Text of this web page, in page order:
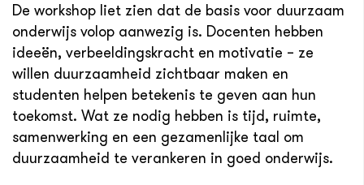
De workshop liet zien dat de basis voor duurzaam
onderwijs volop aanwezig is. Docenten hebben
ideeën, verbeeldingskracht en motivatie – ze
willen duurzaamheid zichtbaar maken en
studenten helpen betekenis te geven aan hun
toekomst. Wat ze nodig hebben is tijd, ruimte,
samenwerking en een gezamenlijke taal om
duurzaamheid te verankeren in goed onderwijs.